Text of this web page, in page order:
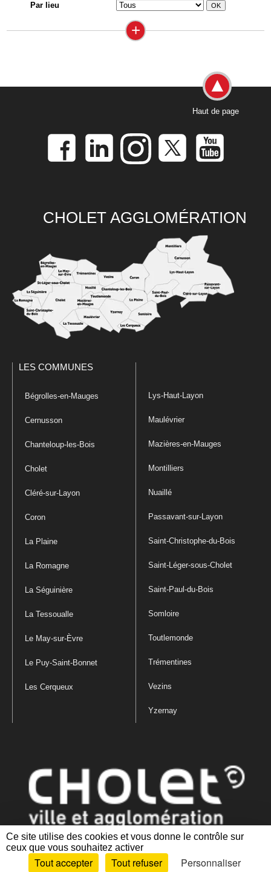
Ce site utilise des cookies et vous donne le contrôle sur
ceux que vous souhaitez activer
Tout accepter Tout refuser Personnaliser
Par lieu
+
Haut de page
CHOLET AGGLOMÉRATION
LES COMMUNES
Bégrolles-en-Mauges
Cernusson
Chanteloup-les-Bois
Cholet
Cléré-sur-Layon
Coron
La Plaine
La Romagne
La Séguinière
La Tessoualle
Le May-sur-Èvre
Le Puy-Saint-Bonnet
Les Cerqueux
Lys-Haut-Layon
Maulévrier
Mazières-en-Mauges
Montilliers
Nuaillé
Passavant-sur-Layon
Saint-Christophe-du-Bois
Saint-Léger-sous-Cholet
Saint-Paul-du-Bois
Somloire
Toutlemonde
Trémentines
Vezins
Yzernay
Mentions légales|Politique de confidentialité
des cookies |Plan du site Accessibilité : partiellement conforme